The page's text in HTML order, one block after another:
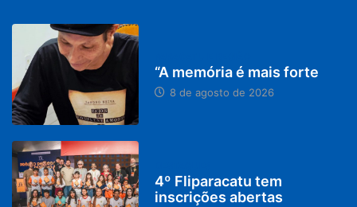
“A memória é mais forte
8 de agosto de 2026
4º Fliparacatu tem
inscrições abertas